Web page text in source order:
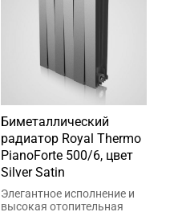
Биметаллический
радиатор Royal Thermo
PianoForte 500/6, цвет
Silver Satin
Элегантное исполнение и
высокая отопительная